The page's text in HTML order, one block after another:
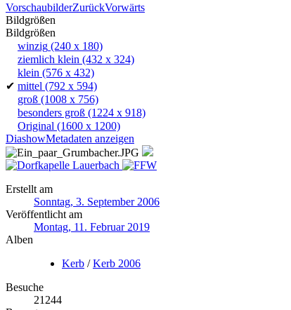
VorschaubilderZurückVorwärts
Bildgrößen
Bildgrößen
winzig (240 x 180)
ziemlich klein (432 x 324)
klein (576 x 432)
✔ mittel (792 x 594)
groß (1008 x 756)
besonders groß (1224 x 918)
Original (1600 x 1200)
DiashowMetadaten anzeigen
Erstellt am
Sonntag, 3. September 2006
Veröffentlicht am
Montag, 11. Februar 2019
Alben
Kerb /Kerb 2006
Besuche
21244